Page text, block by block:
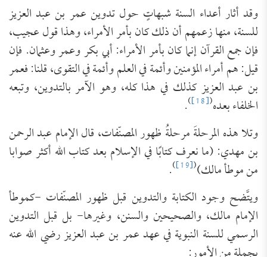
وقد أثار أعداء السنة شبهاتٍ حول تدوين عمر بن عبد العزيز
للسنة، منها زعمهم أن ذلك كان بأمر الأمراء، وهذا قول عجيب،
فإن جمع القرآن إنما كان بأمر الأمراء: أبي بكر وعمر وعثمان. فإن
قيل: هم أمراء المؤمنين وأئمة في العلم وأئمة في التقوى، قلنا: فعمر
بن عبد العزيز كذلك في هذا كله، وهو الآمر بالتدوين، وتبعه
الخلفاء بعده(
[18]
)
.
وتلا هذه المرحلةَ مرحلةُ ظهور المصنّفات، قال الإمام عبد الرحمن
بن مهدي: (ما نعرف كتابًا في الإسلام بعد كتاب الله أكثر صوابا
من موطأ مالك)(
[19]
)
.
ويتَّضح وجود الكتابة والتدوين قبل ظهور المصنّفات -كموطأ
الإمام مالك، والصحيحين والسنن، وغيرها- بل قبل التدوين
الرسمي للسنة النبوية في عهد عمر بن عبد العزيز رضي الله عنه